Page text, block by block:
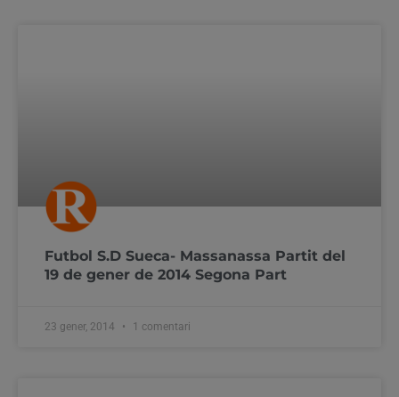
Futbol S.D Sueca- Massanassa Partit del
19 de gener de 2014 Segona Part
23 gener, 2014 1 comentari